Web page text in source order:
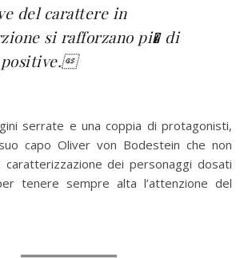
del carattere in
si rafforzano pi� di
positive.
serrate e una coppia di protagonisti,
capo Oliver von Bodestein che non
caratterizzazione dei personaggi dosati
tenere sempre alta l’attenzione del